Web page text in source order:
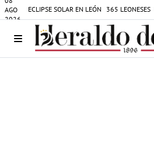
AGO
2026
ECLIPSE SOLAR EN LEÓN 365 LEONESES